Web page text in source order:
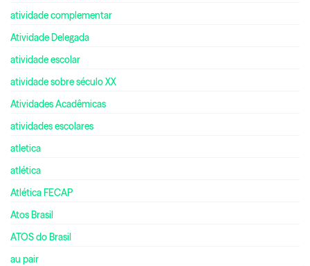
atividade complementar
Atividade Delegada
atividade escolar
atividade sobre século XX
Atividades Acadêmicas
atividades escolares
atletica
atlética
Atlética FECAP
Atos Brasil
ATOS do Brasil
au pair